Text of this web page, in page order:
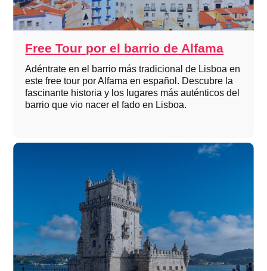
Free Tour por el barrio de Alfama
Adéntrate en el barrio más tradicional de Lisboa en
este free tour por Alfama en español. Descubre la
fascinante historia y los lugares más auténticos del
barrio que vio nacer el fado en Lisboa.